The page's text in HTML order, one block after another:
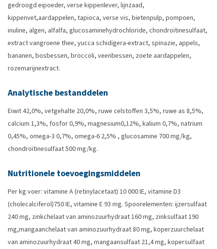
gedroogd eipoeder, verse kippenlever, lijnzaad,
kippenvet,aardappelen, tapioca, verse vis, bietenpulp, pompoen,
inuline, algen, alfalfa, glucosaminehydrochloride, chondroïtinesulfaat,
extract vangroene thee, yucca schidigera-extract, spinazie, appels,
bananen, bosbessen, broccoli, veenbessen, zoete aardappelen,
rozemarijnextract.
Analytische bestanddelen
Eiwit 42,0%, vetgehalte 20,0%, ruwe celstoffen 3,5%, ruwe as 8,5%,
calcium 1,3%, fosfor 0,9%, magnesium0,12%, kalium 0,7%, natrium
0,45%, omega-3 0,7%, omega-6 2,5% , glucosamine 700 mg/kg,
chondroïtinesulfaat 500 mg/kg.
Nutritionele toevoegingsmiddelen
Per kg voer: vitamine A (retinylacetaat) 10 000 IE, vitamine D3
(cholecalciferol)750 IE, vitamine E 93 mg. Spoorelementen: ijzersulfaat
240 mg, zinkchelaat van aminozuurhydraat 160 mg, zinksulfaat 190
mg,mangaanchelaat van aminozuurhydraat 80 mg, koperzuurchelaat
van aminozuurhydraat 40 mg, mangaansulfaat 21,4 mg, kopersulfaat